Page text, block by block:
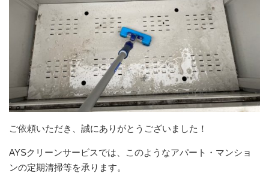
ご依頼いただき、誠にありがとうございました！
AYSクリーンサービスでは、このようなアパート・マンショ
ンの定期清掃等を承ります。